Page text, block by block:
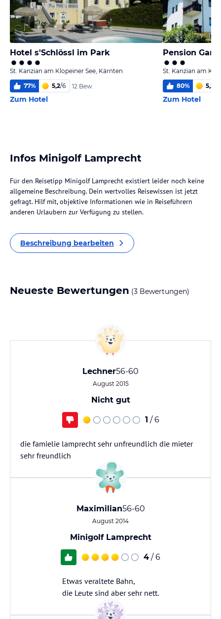
Hotel s'Schlössl im Park
St. Kanzian am Klopeiner See, Kärnten
77% 5,2/6 12 Bew.
Zum Hotel
Pension
St. Kanzian am
80% 5,2
Zum Hotel
Infos Minigolf Lamprecht
Für den Reisetipp Minigolf Lamprecht existiert leider noch keine
allgemeine Beschreibung. Dein wertvolles Reisewissen ist jetzt
gefragt. Hilf mit, objektive Informationen wie in Reiseführern
anderen Urlaubern zur Verfügung zu stellen.
Beschreibung bearbeiten
Neueste Bewertungen (3 Bewertungen)
Lechner56-60
August 2015
Nicht gut
1 / 6
die famielie lamprecht sehr unfreundlich die mieter
sehr freundlich
Maximilian56-60
August 2014
Minigolf Lamprecht
4 / 6
Etwas veraltete Bahn,
die Leute sind aber sehr nett.